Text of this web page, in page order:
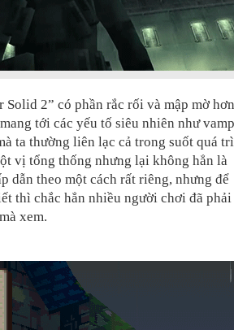
Solid 2” có phần rắc rối và mập mờ hơn
tới các yếu tố siêu nhiên như
ta thường liên lạc cả trong suốt quá
vị tổng thống nhưng lại không hẳn là
dẫn theo một cách rất riêng, nhưng để
thì chắc hẳn nhiều người chơi đã phải
xem.